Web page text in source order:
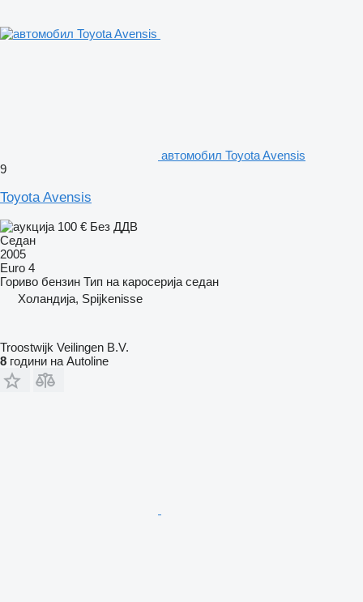
aвтомобил Toyota Avensis
9
Toyota Avensis
100 € Без ДДВ
Седан
2005
Euro 4
Гориво бензин Тип на каросерија седан
Холандија, Spijkenisse
Troostwijk Veilingen B.V.
8 години на Autoline